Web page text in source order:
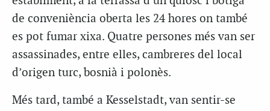
de conveniència oberta les 24 hores on també
es pot fumar xixa. Quatre persones més van ser
assassinades, entre elles, cambreres del local
d’origen turc, bosnià i polonès.
Més tard, també a Kesselstadt, van sentir-se